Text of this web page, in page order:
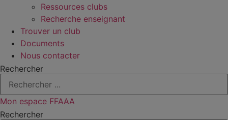
Ressources clubs
Recherche enseignant
Trouver un club
Documents
Nous contacter
Rechercher
Mon espace FFAAA
Rechercher